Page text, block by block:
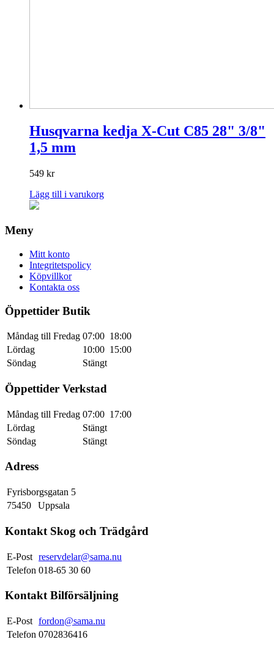
Husqvarna kedja X-Cut C85 28" 3/8"
1,5 mm
549 kr
Lägg till i varukorg
Meny
Mitt konto
Integritetspolicy
Köpvillkor
Kontakta oss
Öppettider Butik
Måndag till Fredag 07:00 18:00
Lördag
10:00 15:00
Söndag
Stängt
Öppettider Verkstad
Måndag till Fredag 07:00 17:00
Lördag
Stängt
Söndag
Stängt
Adress
Fyrisborgsgatan 5
75450
Uppsala
Kontakt Skog och Trädgård
E-Post reservdelar@sama.nu
Telefon 018-65 30 60
Kontakt Bilförsäljning
E-Post fordon@sama.nu
Telefon 0702836416